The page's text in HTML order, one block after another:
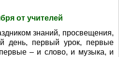
от учителей
знаний, просвещения,
день, первый урок, первые
– и слово, и музыка, и